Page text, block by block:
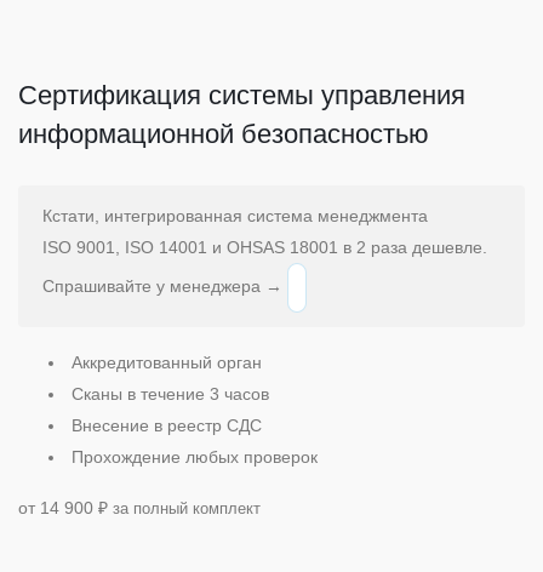
Сертификация системы управления
информационной безопасностью
Кстати, интегрированная система менеджмента
ISO 9001, ISO 14001 и OHSAS 18001 в 2 раза дешевле.
Спрашивайте у менеджера →
Аккредитованный орган
Сканы в течение 3 часов
Внесение в реестр СДС
Прохождение любых проверок
от 14 900 ₽ за полный комплект